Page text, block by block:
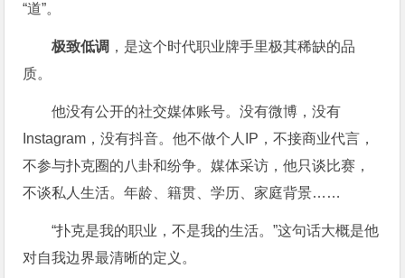
“道”。
极致低调 ，是这个时代职业牌手里极其稀缺的品
质。
他没有公开的社交媒体账号。没有微博，没有
Instagram，没有抖音。他不做个人IP，不接商业代言，
不参与扑克圈的八卦和纷争。媒体采访，他只谈比赛，
不谈私人生活。年龄、籍贯、学历、家庭背景……
“扑克是我的职业，不是我的生活。”这句话大概是他
对自我边界最清晰的定义。